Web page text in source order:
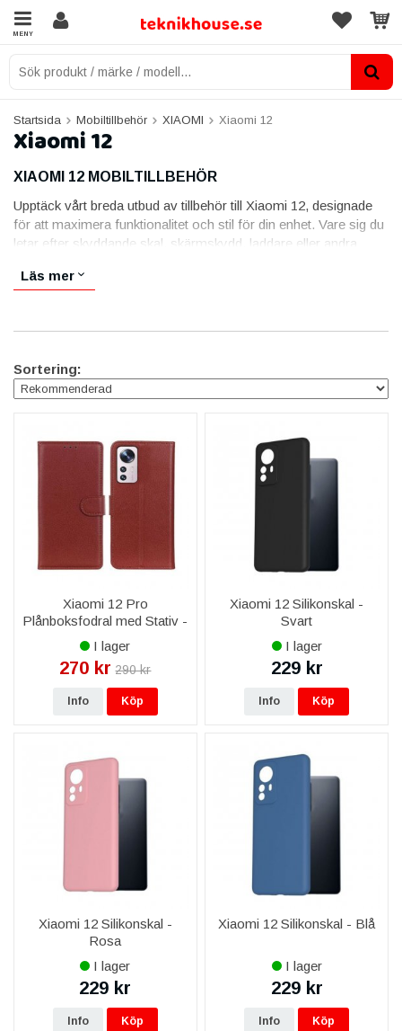
MENY
Startsida Mobiltillbehör XIAOMI Xiaomi 12
Xiaomi 12
XIAOMI 12 MOBILTILLBEHÖR
Upptäck vårt breda utbud av tillbehör till Xiaomi 12, designade
för att maximera funktionalitet och stil för din enhet. Vare sig du
letar efter skyddande skal, skärmskydd, laddare eller andra
Xiaomi 12.
elegant och hållbart skydd. Våra skal erbjuder optimal
utseende.
Skärmskydd:Håll din skärm fri från repor och fingeravtryck
Snabbladdare och trådlösa laddare
: Förse din Xiaomi 12
med tillförlitliga laddningslösningar. Våra laddare är kompatibla
med snabbladdningsteknik för att säkerställa att din enhet alltid
är redo att användas.
Uppgradera din ljudupplevelse
med hörlurar som levererar högkvalitativt ljud, perfekt för musik,
Läs mer
Sortering:
Xiaomi 12 Pro
Plånboksfodral med Stativ -
Brun
I lager
270 kr 290 kr
Info Köp
Xiaomi 12 Silikonskal -
Svart
I lager
229 kr
Info Köp
Xiaomi 12 Silikonskal -
Rosa
I lager
229 kr
Info Köp
Xiaomi 12 Silikonskal - Blå
I lager
229 kr
Info Köp